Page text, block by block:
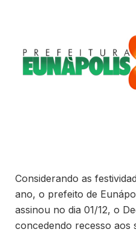
Considerando as
ano, o prefeito de
assinou no dia 01/12, o
concedendo recesso aos